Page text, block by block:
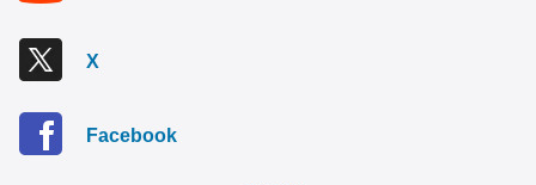
X
Facebook